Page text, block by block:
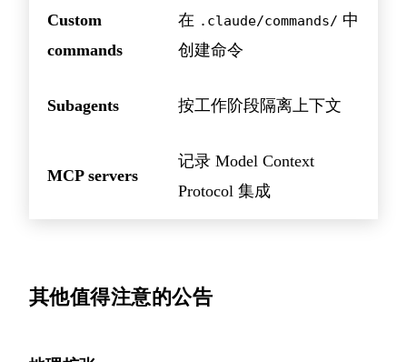
Custom
commands
在 .claude/commands/ 中
创建命令
Subagents 按工作阶段隔离上下文
MCP servers
记录 Model Context
Protocol 集成
其他值得注意的公告